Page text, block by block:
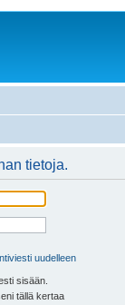
tietoja.
uudelleen
sisään.
tällä kertaa